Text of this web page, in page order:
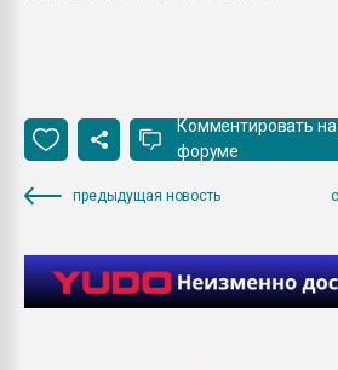
Комментировать на
форуме
предыдущая новость